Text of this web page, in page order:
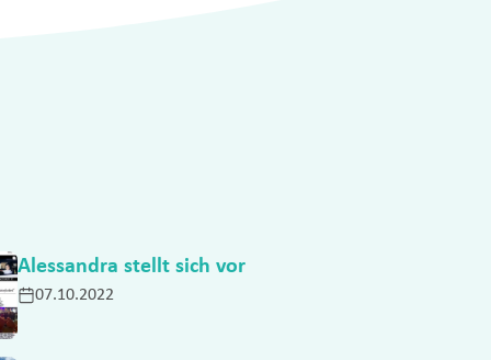
Alessandra stellt sich vor
07.10.2022